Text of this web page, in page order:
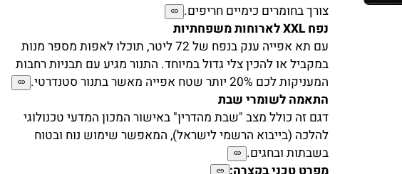
שנותר לכם הוא לנגב את הלכלוך בקלות בעזרת מטלית לחה, ללא
צורך בחומרים כימיים חריפים.
נפח XXL לארוחות משפחתיות
עם תא אפייה ענק בנפח של 72 ליטר, תוכלו לאפות מספר מנות
במקביל או להכין צלי גדול במיוחד. התנור מגיע עם תבניות רחבות
המעניקות לכם 20% יותר שטח אפייה מאשר בתנור סטנדרטי.
התאמה לשומרי שבת
דגם זה כולל מצב "שבת מהדרין" באישור המכון המדעי טכנולוגי
להלכה (בייבוא הרשמי לישראל), המאפשר שימוש נוח ובטוח